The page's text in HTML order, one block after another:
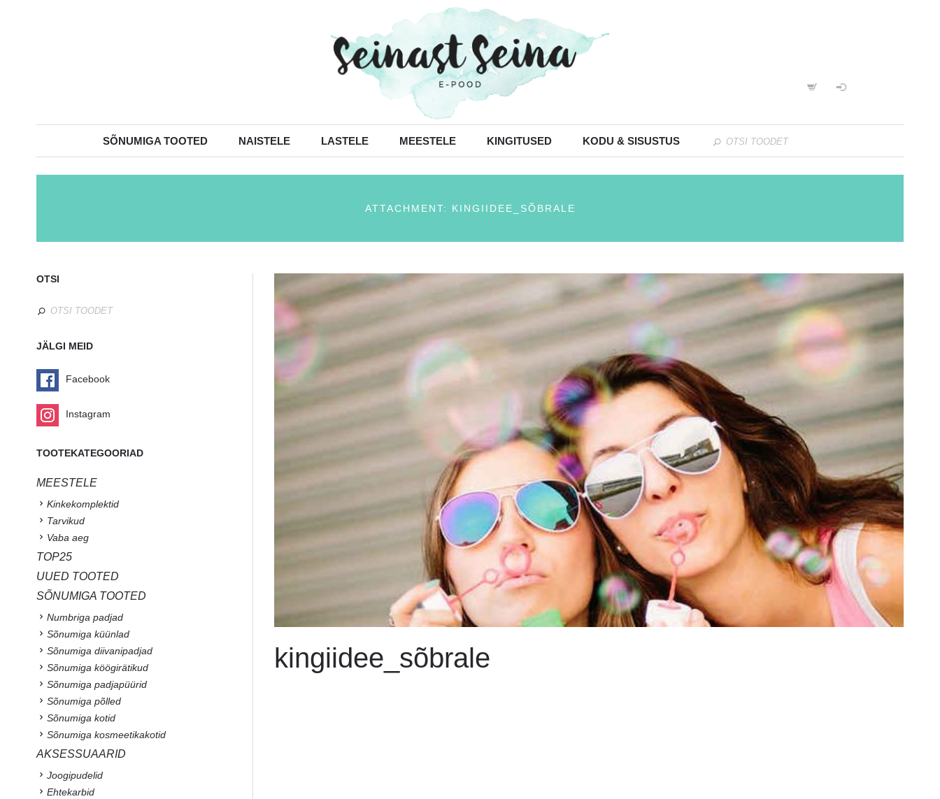
SÕNUMIGA TOOTED NAISTELE LASTELE MEESTELE KINGITUSED KODU & SISUSTUS
ATTACHMENT: KINGIIDEE_SÕBRALE
kingiidee_sõbrale
OTSI
JÄLGI MEID
Facebook
Instagram
TOOTEKATEGOORIAD
MEESTELE
Kinkekomplektid
Tarvikud
Vaba aeg
TOP25
UUED TOOTED
SÕNUMIGA TOOTED
Numbriga padjad
Sõnumiga küünlad
Sõnumiga diivanipadjad
Sõnumiga köögirätikud
Sõnumiga padjapüürid
Sõnumiga põlled
Sõnumiga kotid
Sõnumiga kosmeetikakotid
AKSESSUAARID
Joogipudelid
Ehtekarbid